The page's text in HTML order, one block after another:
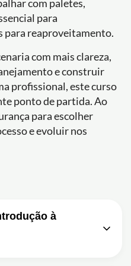
com paletes,
para
para reaproveitamento.
com mais clareza,
e construir
profissional, este curso
ponto de partida. Ao
para escolher
e evoluir nos
à